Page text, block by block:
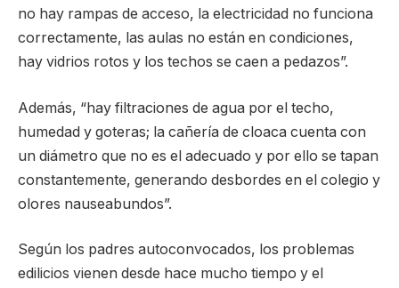
no hay rampas de acceso, la electricidad no funciona
correctamente, las aulas no están en condiciones,
hay vidrios rotos y los techos se caen a pedazos”.
Además, “hay filtraciones de agua por el techo,
humedad y goteras; la cañería de cloaca cuenta con
un diámetro que no es el adecuado y por ello se tapan
constantemente, generando desbordes en el colegio y
olores nauseabundos”.
Según los padres autoconvocados, los problemas
edilicios vienen desde hace mucho tiempo y el